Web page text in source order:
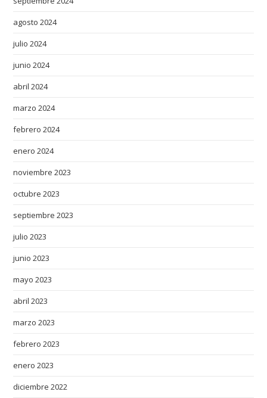
agosto 2024
julio 2024
junio 2024
abril 2024
marzo 2024
febrero 2024
enero 2024
noviembre 2023
octubre 2023
septiembre 2023
julio 2023
junio 2023
mayo 2023
abril 2023
marzo 2023
febrero 2023
enero 2023
diciembre 2022